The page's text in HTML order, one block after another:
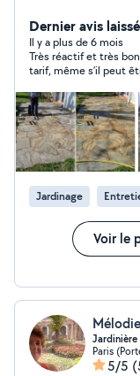
abatage tonte de
me contacter par
Dernier avis
Il y a plus de 6 mois
Très réactif et très
tarif, même s’il peut
Jardinage
Voir le
Paris
5/5